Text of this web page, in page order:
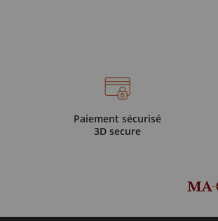
Paiement sécurisé
3D secure